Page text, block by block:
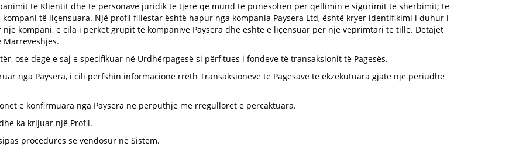
të Klientit dhe të personave juridik të tjerë që mund të punësohen për qëllimin e sigurimit të shërbimit; të
të liçensuara. Një profil fillestar është hapur nga kompania Paysera Ltd, është kryer identifikimi i duhur i
kompani, e cila i përket grupit të kompanive Paysera dhe është e liçensuar për një veprimtari të tillë. Detajet
ose degë e saj e specifikuar në Urdhërpagesë si përfitues i fondeve të transaksionit të Pagesës.
nga Paysera, i cili përfshin informacione rreth Transaksioneve të Pagesave të ekzekutuara gjatë një periudhe
e konfirmuara nga Paysera në përputhje me rregulloret e përcaktuara.
ka krijuar një Profil.
procedurës së vendosur në Sistem.